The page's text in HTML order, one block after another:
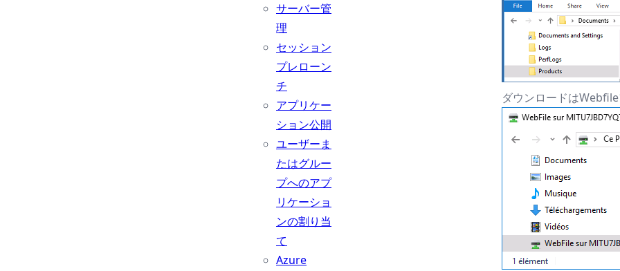
サーバー管
理
セッション
プレローン
チ
アプリケー
ション公開
ユーザーま
たはグルー
プへのアプ
リケーショ
ンの割り当
て
Azure
ダウンロードは